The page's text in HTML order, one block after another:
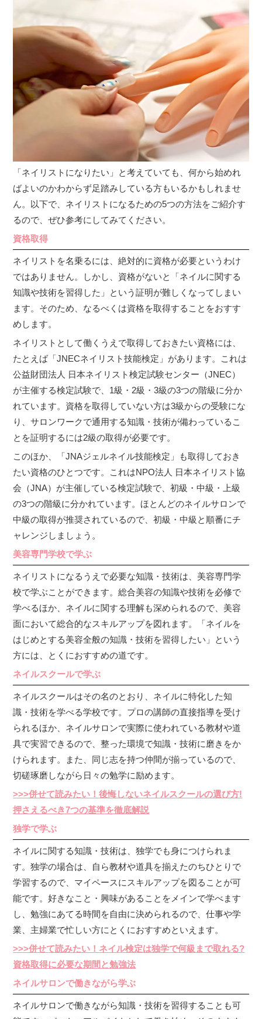
「ネイリストになりたい」と考えていても、何から始めれ
ばよいのかわからず足踏みしている方もいるかもしれませ
ん。以下で、ネイリストになるための5つの方法をご紹介す
るので、ぜひ参考にしてみてください。
資格取得
ネイリストを名乗るには、絶対的に資格が必要というわけ
ではありません。しかし、資格がないと「ネイルに関する
知識や技術を習得した」という証明が難しくなってしまい
ます。そのため、なるべくは資格を取得することをおすす
めします。
ネイリストとして働くうえで取得しておきたい資格には、
たとえば「JNECネイリスト技能検定」があります。これは
公益財団法人 日本ネイリスト検定試験センター（JNEC）
が主催する検定試験で、1級・2級・3級の3つの階級に分か
れています。資格を取得していない方は3級からの受験にな
り、サロンワークで通用する知識・技術が備わっているこ
とを証明するには2級の取得が必要です。
このほか、「JNAジェルネイル技能検定」も取得しておき
たい資格のひとつです。これはNPO法人 日本ネイリスト協
会（JNA）が主催している検定試験で、初級・中級・上級
の3つの階級に分かれています。ほとんどのネイルサロンで
中級の取得が推奨されているので、初級・中級と順番にチ
ャレンジしましょう。
美容専門学校で学ぶ
ネイリストになるうえで必要な知識・技術は、美容専門学
校で学ぶことができます。総合美容の知識や技術を必修で
学べるほか、ネイルに関する理解も深められるので、美容
面において総合的なスキルアップを図れます。「ネイルを
はじめとする美容全般の知識・技術を習得したい」という
方には、とくにおすすめの道です。
ネイルスクールで学ぶ
ネイルスクールはその名のとおり、ネイルに特化した知
識・技術を学べる学校です。プロの講師の直接指導を受け
られるほか、ネイルサロンで実際に使われている教材や道
具で実習できるので、整った環境で知識・技術に磨きをか
けられます。また、同じ志を持つ仲間が揃っているので、
切磋琢磨しながら日々の勉学に励めます。
>>>併せて読みたい！後悔しないネイルスクールの選び方!
押さえるべき7つの基準を徹底解説
独学で学ぶ
ネイルに関する知識・技術は、独学でも身につけられま
す。独学の場合は、自ら教材や道具を揃えたのちひとりで
学習するので、マイペースにスキルアップを図ることが可
能です。好きなこと・興味があることをメインで学べます
し、勉強にあてる時間を自由に決められるので、仕事や学
業、主婦業で忙しい方にとくにおすすめといえます。
>>>併せて読みたい！ネイル検定は独学で何級まで取れる?
資格取得に必要な期間と勉強法
ネイルサロンで働きながら学ぶ
ネイルサロンで働きながら知識・技術を習得することも可